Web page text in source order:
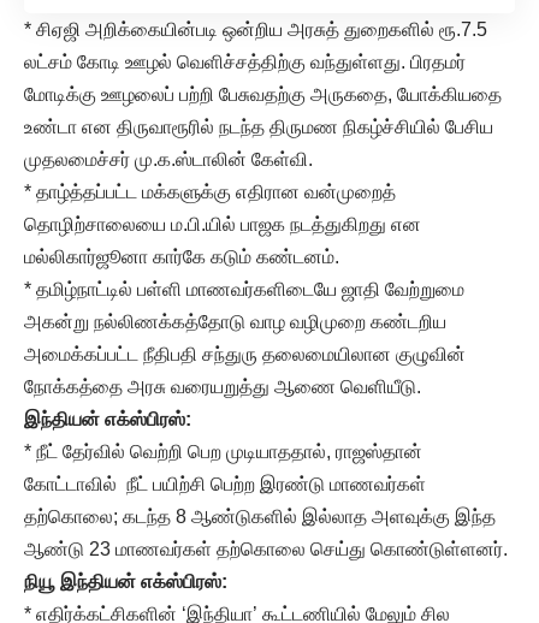
* சிஏஜி அறிக்கையின்படி ஒன்றிய அரசுத் துறைகளில் ரூ.7.5
லட்சம் கோடி ஊழல் வெளிச்சத்திற்கு வந்துள்ளது. பிரதமர்
மோடிக்கு ஊழலைப் பற்றி பேசுவதற்கு அருகதை, யோக்கியதை
உண்டா என திருவாரூரில் நடந்த திருமண நிகழ்ச்சியில் பேசிய
முதலமைச்சர் மு.க.ஸ்டாலின் கேள்வி.
* தாழ்த்தப்பட்ட மக்களுக்கு எதிரான வன்முறைத்
தொழிற்சாலையை ம.பி.யில் பாஜக நடத்துகிறது என
மல்லிகார்ஜூனா கார்கே கடும் கண்டனம்.
* தமிழ்நாட்டில் பள்ளி மாணவர்களிடையே ஜாதி வேற்றுமை
அகன்று நல்லிணக்கத்தோடு வாழ வழிமுறை கண்டறிய
அமைக்கப்பட்ட நீதிபதி சந்துரு தலைமையிலான குழுவின்
நோக்கத்தை அரசு வரையறுத்து ஆணை வெளியீடு.
இந்தியன் எக்ஸ்பிரஸ்:
* நீட் தேர்வில் வெற்றி பெற முடியாததால், ராஜஸ்தான்
கோட்டாவில் நீட் பயிற்சி பெற்ற இரண்டு மாணவர்கள்
தற்கொலை; கடந்த 8 ஆண்டுகளில் இல்லாத அளவுக்கு இந்த
ஆண்டு 23 மாணவர்கள் தற்கொலை செய்து கொண்டுள்ளனர்.
நியூ இந்தியன் எக்ஸ்பிரஸ்:
* எதிர்க்கட்சிகளின் ‘இந்தியா’ கூட்டணியில் மேலும் சில